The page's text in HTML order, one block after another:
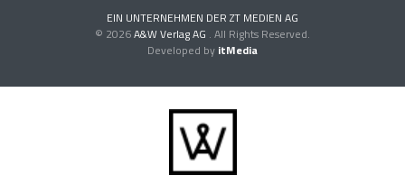
EIN UNTERNEHMEN DER ZT MEDIEN AG
© 2026A&W Verlag AG . All Rights Reserved.
Developed by itMedia